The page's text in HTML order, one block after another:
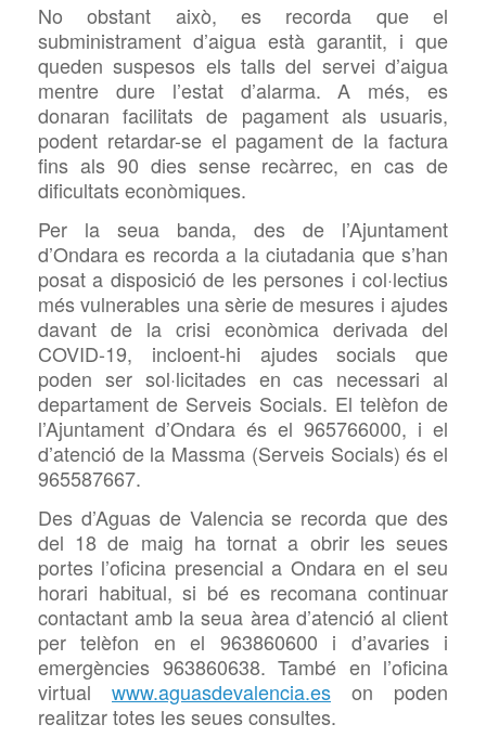
No obstant això, es recorda que el
subministrament d’aigua està garantit, i que
queden suspesos els talls del servei d’aigua
mentre dure l’estat d’alarma. A més, es
donaran facilitats de pagament als usuaris,
podent retardar-se el pagament de la factura
fins als 90 dies sense recàrrec, en cas de
dificultats econòmiques.
Per la seua banda, des de l’Ajuntament
d’Ondara es recorda a la ciutadania que s’han
posat a disposició de les persones i col·lectius
més vulnerables una sèrie de mesures i ajudes
davant de la crisi econòmica derivada del
COVID-19, incloent-hi ajudes socials que
poden ser sol·licitades en cas necessari al
departament de Serveis Socials. El telèfon de
l’Ajuntament d’Ondara és el 965766000, i el
d’atenció de la Massma (Serveis Socials) és el
965587667.
Des d’Aguas de Valencia se recorda que des
del 18 de maig ha tornat a obrir les seues
portes l’oficina presencial a Ondara en el seu
horari habitual, si bé es recomana continuar
contactant amb la seua àrea d’atenció al client
per telèfon en el 963860600 i d’avaries i
emergències 963860638. També en l’oficina
virtual www.aguasdevalencia.es on poden
realitzar totes les seues consultes.